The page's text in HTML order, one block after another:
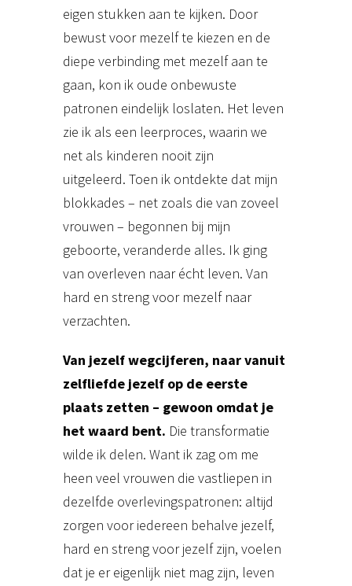
eigen stukken aan te kijken. Door
bewust voor mezelf te kiezen en de
diepe verbinding met mezelf aan te
gaan, kon ik oude onbewuste
patronen eindelijk loslaten. Het leven
zie ik als een leerproces, waarin we
net als kinderen nooit zijn
uitgeleerd. Toen ik ontdekte dat mijn
blokkades – net zoals die van zoveel
vrouwen – begonnen bij mijn
geboorte, veranderde alles. Ik ging
van overleven naar écht leven. Van
hard en streng voor mezelf naar
verzachten.
Van jezelf wegcijferen, naar vanuit
zelfliefde jezelf op de eerste
plaats zetten – gewoon omdat je
het waard bent. Die transformatie
wilde ik delen. Want ik zag om me
heen veel vrouwen die vastliepen in
dezelfde overlevingspatronen: altijd
zorgen voor iedereen behalve jezelf,
hard en streng voor jezelf zijn, voelen
dat je er eigenlijk niet mag zijn, leven